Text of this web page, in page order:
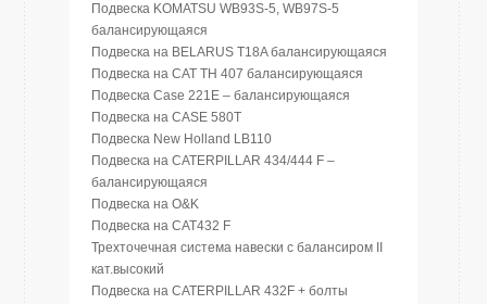
Подвеска KOMATSU WB93S-5, WB97S-5
балансирующаяся
Подвеска на BELARUS T18A балансирующаяся
Подвеска на CAT TH 407 балансирующаяся
Подвеска Case 221E – балансирующаяся
Подвеска на CASE 580T
Подвеска New Holland LB110
Подвеска на CATERPILLAR 434/444 F –
балансирующаяся
Подвеска на O&K
Подвеска на CAT432 F
Трехточечная система навески с балансиром II
кат.высокий
Подвеска на CATERPILLAR 432F + болты